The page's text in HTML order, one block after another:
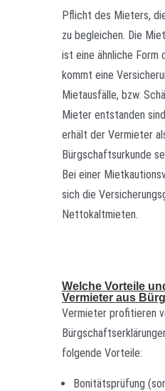
Pflicht des Mieters,
zu begleichen. Die
ist eine ähnliche Form
kommt eine
Mietausfälle, bzw.
Mieter entstanden
erhält der Vermieter
Bürgschaftsurkunde
Bei einer
sich die
Nettokaltmieten.
Welche Vorteile
Vermieter aus
Vermieter profitieren
folgende Vorteile:
Bonitätsprüfung